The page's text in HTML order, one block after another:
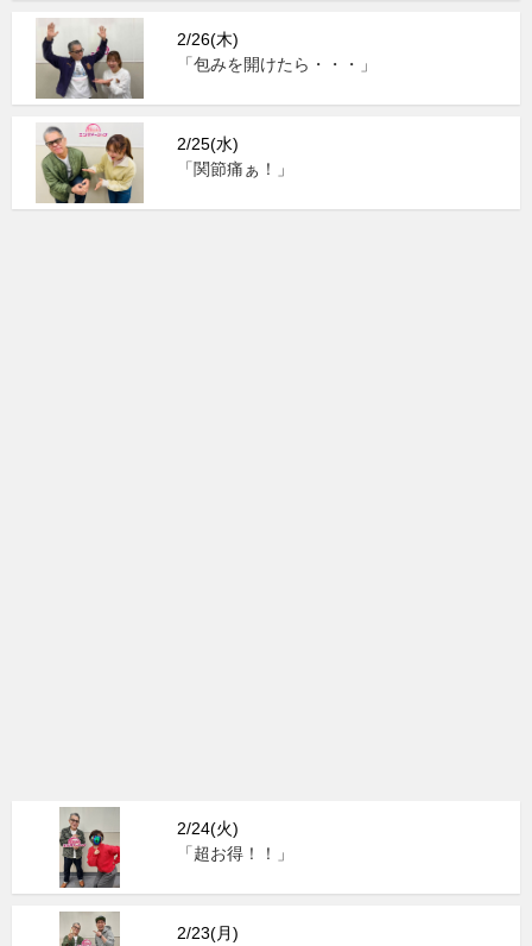
2/26(木)
「包みを開けたら・・・」
2/25(水)
「関節痛ぁ！」
2/24(火)
「超お得！！」
2/23(月)